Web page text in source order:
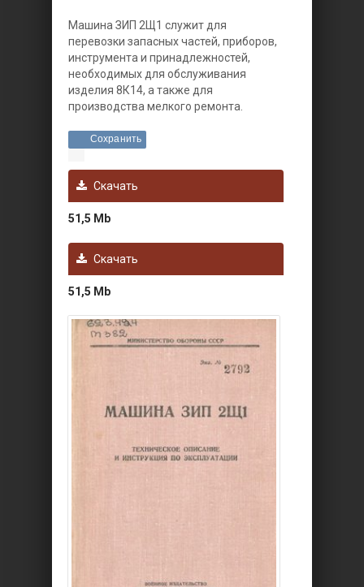
Машина ЗИП 2Щ1 служит для
перевозки запасных частей, приборов,
инструмента и принадлежностей,
необходимых для обслуживания
изделия 8К14, а также для
производства мелкого ремонта.
Сохранить
Скачать
51,5 Mb
Скачать
51,5 Mb